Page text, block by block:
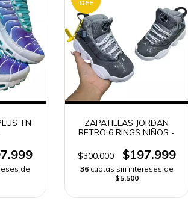
TN
de
OFF
ZAPATILLAS JORDAN
RETRO 6 RINGS NIÑOS -
$300.000 $197.999
36 cuotas sin intereses de
$5.500